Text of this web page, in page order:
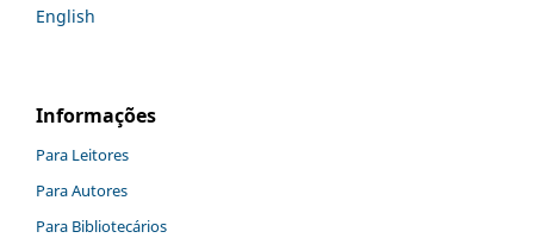
English
Informações
Para Leitores
Para Autores
Para Bibliotecários